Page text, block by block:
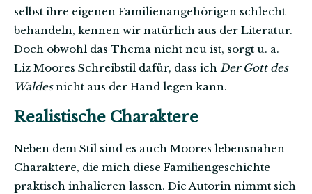
selbst ihre eigenen Familienangehörigen schlecht
behandeln, kennen wir natürlich aus der Literatur.
Doch obwohl das Thema nicht neu ist, sorgt u. a.
Liz Moores Schreibstil dafür, dass ich Der Gott des
Waldesnicht aus der Hand legen kann.
Realistische Charaktere
Neben dem Stil sind es auch Moores lebensnahen
Charaktere, die mich diese Familiengeschichte
praktisch inhalieren lassen. Die Autorin nimmt sich